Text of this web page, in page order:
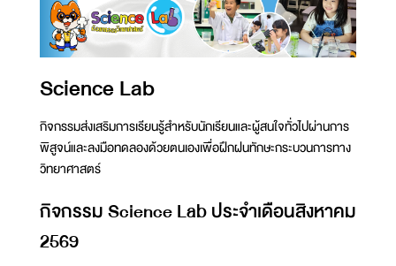
Science Lab
กิจกรรมส่งเสริมการเรียนรู้สำหรับนักเรียนและผู้สนใจทั่วไปผ่านการ
พิสูจน์และลงมือทดลองด้วยตนเองเพื่อฝึกฝนทักษะกระบวนการทาง
วิทยาศาสตร์
กิจกรรม Science Lab ประจำเดือนสิงหาคม
2569